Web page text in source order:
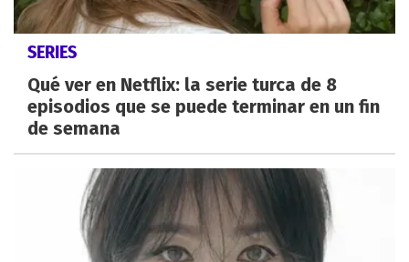
SERIES
Qué ver en Netflix: la serie turca de 8
episodios que se puede terminar en un fin
de semana